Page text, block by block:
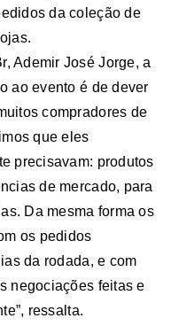
da coleção de
Ademir José Jorge, a
ao evento é de dever
compradores de
que eles
precisavam: produtos
de mercado, para
Da mesma forma os
os pedidos
da rodada, e com
negociações feitas e
ressalta.